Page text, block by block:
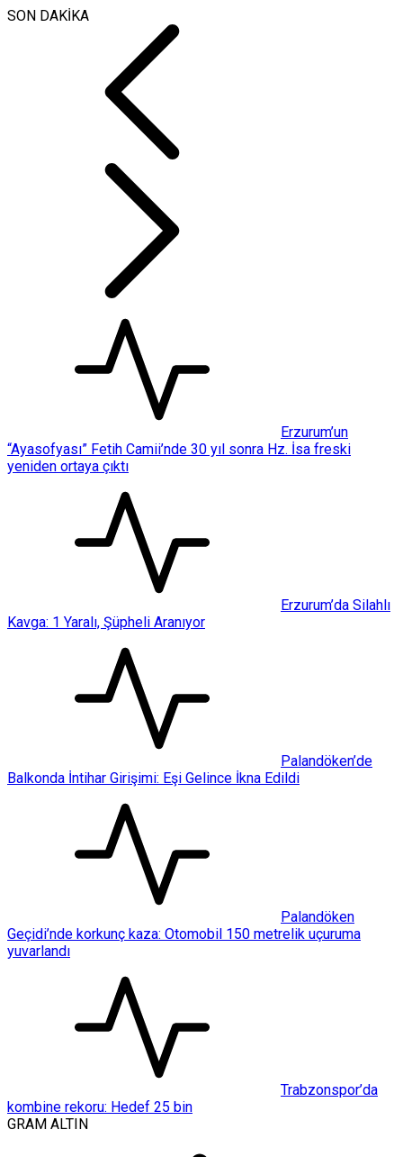
SON DAKİKA
Erzurum’un
“Ayasofyası” Fetih Camii’nde 30 yıl sonra Hz. İsa freski
yeniden ortaya çıktı
Erzurum’da Silahlı
Kavga: 1 Yaralı, Şüpheli Aranıyor
Palandöken’de
Balkonda İntihar Girişimi: Eşi Gelince İkna Edildi
Palandöken
Geçidi’nde korkunç kaza: Otomobil 150 metrelik uçuruma
yuvarlandı
Trabzonspor’da
kombine rekoru: Hedef 25 bin
GRAM ALTIN